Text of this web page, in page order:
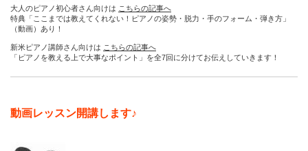
大人のピアノ初心者さん向けは こちらの記事へ
特典「ここまでは教えてくれない！ピアノの姿勢・脱力・手のフォーム・弾き方」
（動画）あり！
新米ピアノ講師さん向けは こちらの記事へ
「ピアノを教える上で大事なポイント」を全7回に分けてお伝えしていきます！
動画レッスン開講します♪